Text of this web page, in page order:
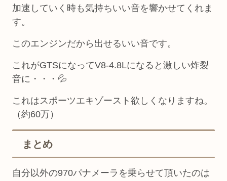
加速していく時も気持ちいい音を響かせてくれま
す。
このエンジンだから出せるいい音です。
これがGTSになってV8-4.8Lになると激しい炸裂
音に・・・💦
これはスポーツエキゾースト欲しくなりますね。
（約60万）
まとめ
自分以外の970パナメーラを乗らせて頂いたのは